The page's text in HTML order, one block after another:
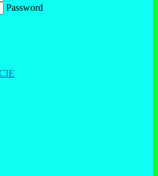
Password